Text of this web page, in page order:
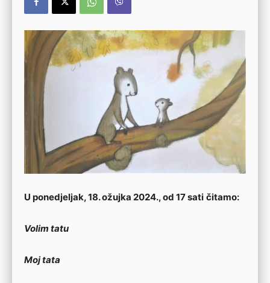
U ponedjeljak, 18. ožujka 2024., od 17 sati čitamo:
Volim tatu
Moj tata